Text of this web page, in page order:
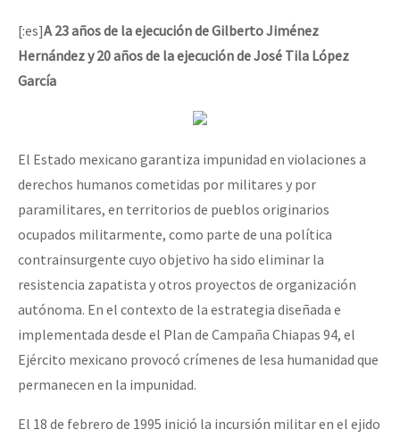
EZLN
La Sexta
Migración
Presos
Mujeres
Niñxs
ETIQUETAS
MULTIMEDIA
Audio
Fotorreportaje
Dia 1: Encontro “Guerra contra a Humanidade”
“Sonhando a Terra do Bem Virá” se publica no Estado Espanhol
Se o México sabe, que o mundo saiba! Nossas lutas pela
[25 abr – CDMX] Tokín por el CNI: 30 años de Resistencia y
[:es]A 23 años de la ejecución de Gilberto Jiménez
Hernández y 20 años de la ejecución de José Tila López
García
El Estado mexicano garantiza impunidad en violaciones a
derechos humanos cometidas por militares y por
paramilitares, en territorios de pueblos originarios
ocupados militarmente, como parte de una política
contrainsurgente cuyo objetivo ha sido eliminar la
resistencia zapatista y otros proyectos de organización
autónoma. En el contexto de la estrategia diseñada e
implementada desde el Plan de Campaña Chiapas 94, el
Ejército mexicano provocó crímenes de lesa humanidad que
permanecen en la impunidad.
El 18 de febrero de 1995 inició la incursión militar en el ejido